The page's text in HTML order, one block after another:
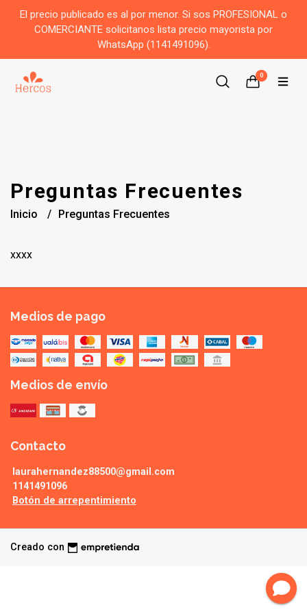
El precio publicado es al por menor. Si sos PROFESIONAL o
COMERCIANTE solicitanos lista precio mayorista por
WhatsApp (1141491096).
0
Preguntas Frecuentes
Inicio Preguntas Frecuentes
xxxx
Medios de pago
Medios de envío
Contacto
laurahernandez88500@gmail.com
1141491096
Botón de arrepentimiento
Creado con